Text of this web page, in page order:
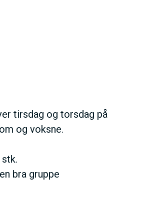
tirsdag og torsdag på
og voksne.
bra gruppe